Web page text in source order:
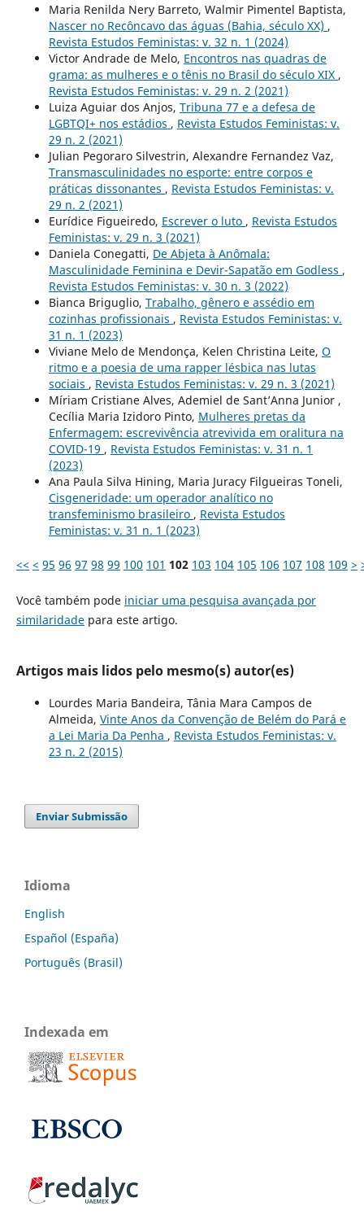
Maria Renilda Nery Barreto, Walmir Pimentel Baptista,
Nascer no Recôncavo das águas (Bahia, século XX) ,
Revista Estudos Feministas: v. 32 n. 1 (2024)
Victor Andrade de Melo, Encontros nas quadras de
grama: as mulheres e o tênis no Brasil do século XIX ,
Revista Estudos Feministas: v. 29 n. 2 (2021)
Luiza Aguiar dos Anjos, Tribuna 77 e a defesa de
LGBTQI+ nos estádios , Revista Estudos Feministas: v.
29 n. 2 (2021)
Julian Pegoraro Silvestrin, Alexandre Fernandez Vaz,
Transmasculinidades no esporte: entre corpos e
práticas dissonantes , Revista Estudos Feministas: v.
29 n. 2 (2021)
Eurídice Figueiredo, Escrever o luto , Revista Estudos
Feministas: v. 29 n. 3 (2021)
Daniela Conegatti, De Abjeta à Anômala:
Masculinidade Feminina e Devir-Sapatão em Godless ,
Revista Estudos Feministas: v. 30 n. 3 (2022)
Bianca Briguglio, Trabalho, gênero e assédio em
cozinhas profissionais , Revista Estudos Feministas: v.
31 n. 1 (2023)
Viviane Melo de Mendonça, Kelen Christina Leite, O
ritmo e a poesia de uma rapper lésbica nas lutas
sociais , Revista Estudos Feministas: v. 29 n. 3 (2021)
Míriam Cristiane Alves, Ademiel de Sant’Anna Junior ,
Cecília Maria Izidoro Pinto, Mulheres pretas da
Enfermagem: escrevivência atrevivida em oralitura na
COVID-19 , Revista Estudos Feministas: v. 31 n. 1
(2023)
Ana Paula Silva Hining, Maria Juracy Filgueiras Toneli,
Cisgeneridade: um operador analítico no
transfeminismo brasileiro , Revista Estudos
Feministas: v. 31 n. 1 (2023)
<< < 95 96 97 98 99 100 101 102 103 104 105 106 107 108 109 >
Você também pode iniciar uma pesquisa avançada por
similaridadepara este artigo.
Artigos mais lidos pelo mesmo(s) autor(es)
Lourdes Maria Bandeira, Tânia Mara Campos de
Almeida, Vinte Anos da Convenção de Belém do Pará e
a Lei Maria Da Penha , Revista Estudos Feministas: v.
23 n. 2 (2015)
Enviar Submissão
Idioma
English
Español (España)
Português (Brasil)
Indexada em